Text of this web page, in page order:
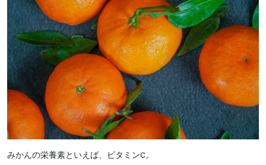
みかんの栄養素といえば、ビタミンC。